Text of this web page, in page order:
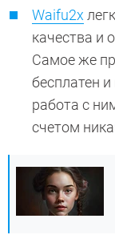
Waifu2x
качества и
Самое же
бесплатен
работа с
счетом